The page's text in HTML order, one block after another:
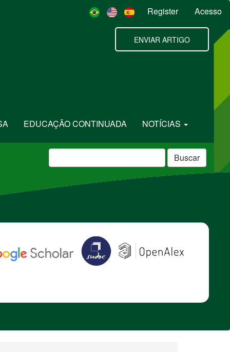
Register Acesso
ENVIAR ARTIGO
EDUCAÇÃO CONTINUADA NOTÍCIAS
Buscar